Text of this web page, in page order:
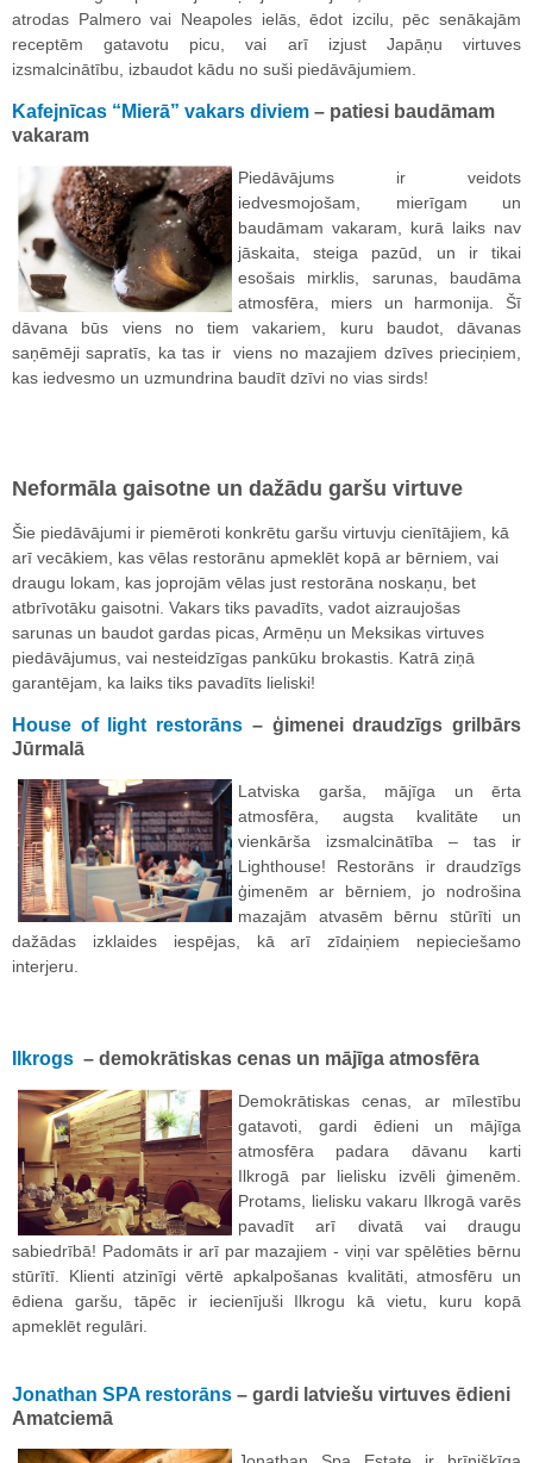
atrodas Palmero vai Neapoles ielās, ēdot izcilu, pēc senākajām
receptēm gatavotu picu, vai arī izjust Japāņu virtuves
izsmalcinātību, izbaudot kādu no suši piedāvājumiem.
Kafejnīcas “Mierā” vakars diviem – patiesi baudāmam
vakaram
Piedāvājums ir veidots
iedvesmojošam, mierīgam un
baudāmam vakaram, kurā laiks nav
jāskaita, steiga pazūd, un ir tikai
esošais mirklis, sarunas, baudāma
atmosfēra, miers un harmonija. Šī
dāvana būs viens no tiem vakariem, kuru baudot, dāvanas
saņēmēji sapratīs, ka tas ir viens no mazajiem dzīves prieciņiem,
kas iedvesmo un uzmundrina baudīt dzīvi no vias sirds!
Neformāla gaisotne un dažādu garšu virtuve
Šie piedāvājumi ir piemēroti konkrētu garšu virtuvju cienītājiem, kā
arī vecākiem, kas vēlas restorānu apmeklēt kopā ar bērniem, vai
draugu lokam, kas joprojām vēlas just restorāna noskaņu, bet
atbrīvotāku gaisotni. Vakars tiks pavadīts, vadot aizraujošas
sarunas un baudot gardas picas, Armēņu un Meksikas virtuves
piedāvājumus, vai nesteidzīgas pankūku brokastis. Katrā ziņā
garantējam, ka laiks tiks pavadīts lieliski!
House of light restorāns – ģimenei draudzīgs grilbārs
Jūrmalā
Latviska garša, mājīga un ērta
atmosfēra, augsta kvalitāte un
vienkārša izsmalcinātība – tas ir
Lighthouse! Restorāns ir draudzīgs
ģimenēm ar bērniem, jo nodrošina
mazajām atvasēm bērnu stūrīti un
dažādas izklaides iespējas, kā arī zīdaiņiem nepieciešamo
interjeru.
Ilkrogs – demokrātiskas cenas un mājīga atmosfēra
Demokrātiskas cenas, ar mīlestību
gatavoti, gardi ēdieni un mājīga
atmosfēra padara dāvanu karti
Ilkrogā par lielisku izvēli ģimenēm.
Protams, lielisku vakaru Ilkrogā varēs
pavadīt arī divatā vai draugu
sabiedrībā! Padomāts ir arī par mazajiem - viņi var spēlēties bērnu
stūrītī. Klienti atzinīgi vērtē apkalpošanas kvalitāti, atmosfēru un
ēdiena garšu, tāpēc ir iecienījuši Ilkrogu kā vietu, kuru kopā
apmeklēt regulāri.
Jonathan SPA restorāns – gardi latviešu virtuves ēdieni
Amatciemā